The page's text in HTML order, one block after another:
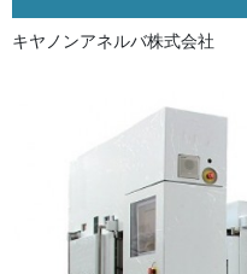
キヤノンアネルバ株式会社